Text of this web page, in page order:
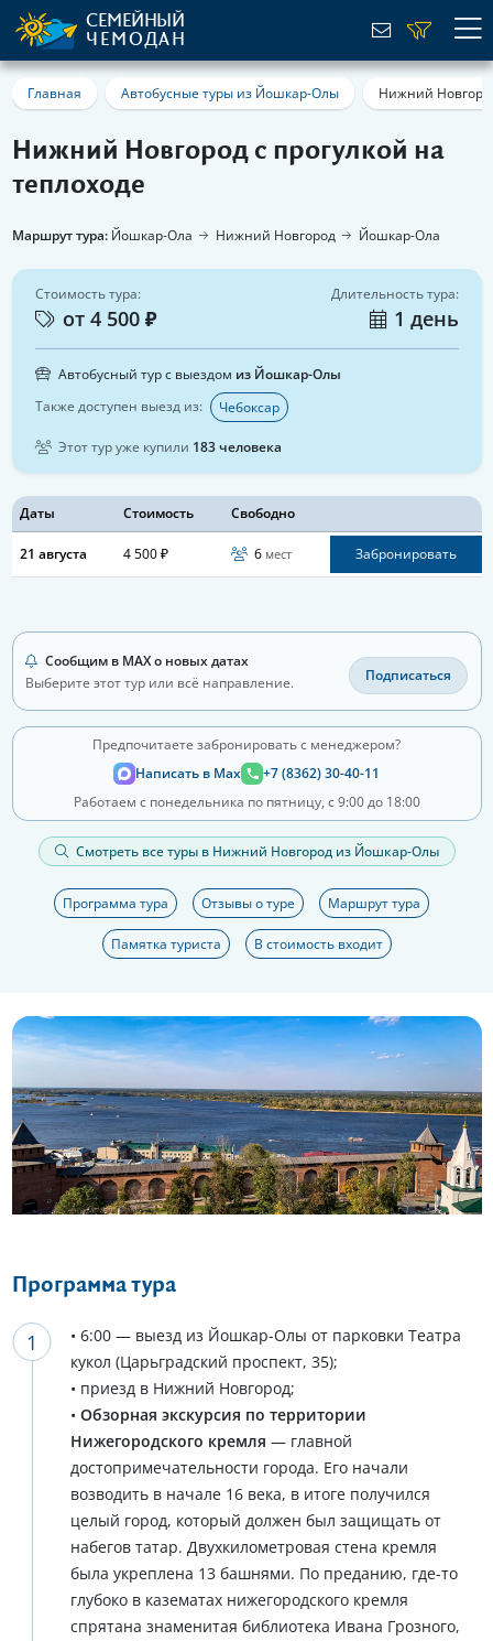
СЕМЕЙНЫЙ
ЧЕМОДАН
Главная Автобусные туры из Йошкар-Олы Нижний
Нижний Новгород с прогулкой на
теплоходе
Маршрут тура: Йошкар-Ола Нижний Новгород Йошкар-Ола
Даты Стоимость Свободно
21 августа 4 500 ₽ 6 мест Забронировать
Сообщим в MAX о новых датах
Выберите этот тур или всё направление.
Подписаться
Предпочитаете забронировать с менеджером?
Написать в Max
+7 (8362) 30-40-11
Работаем с понедельника по пятницу, с 9:00 до 18:00
Смотреть все туры в Нижний Новгород из Йошкар-Олы
Программа тура Отзывы о туре Маршрут тура
Памятка туриста В стоимость входит
Стоимость тура:
от 4 500 ₽
Длительность тура:
1 день
Автобусный тур с выездом из Йошкар-Олы
Также доступен выезд из:
Чебоксар
Этот тур уже купили 183 человека
Еще 5 фото
Программа тура
• 6:00 — выезд из Йошкар-Олы от парковки Театра
кукол (Царьградский проспект, 35);
• приезд в Нижний Новгород;
• Обзорная экскурсия по территории
Нижегородского кремля — главной
достопримечательности города. Его начали
возводить в начале 16 века, в итоге получился
целый город, который должен был защищать от
набегов татар. Двухкилометровая стена кремля
была укреплена 13 башнями. По преданию, где-то
глубоко в казематах нижегородского кремля
спрятана знаменитая библиотека Ивана Грозного,